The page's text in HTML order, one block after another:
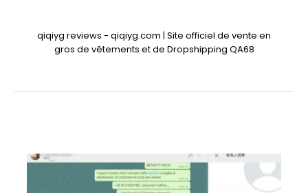
qiqiyg reviews - qiqiyg.com | Site officiel de vente en
gros de vêtements et de Dropshipping QA68